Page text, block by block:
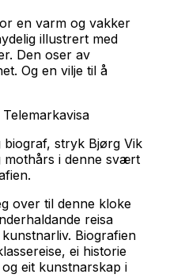
en varm og vakker
illustrert med
Den oser av
Og en vilje til å
biograf, stryk Bjørg Vik
mothårs i denne svært
over til denne kloke
reisa
Biografien
ei historie
eit kunstnarskap i